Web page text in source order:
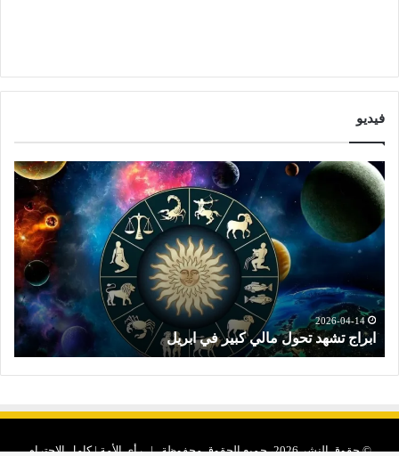
فيديو
ب
ر
ا
ج
ه
ح
و
م
ل
2026-04-14
ابراج تشهد تحول مالي كبير في ابريل
ا
ا
ن
© حقوق النشر 2026، جميع الحقوق محفوظة | رأى الأمة | كامل الاحترام